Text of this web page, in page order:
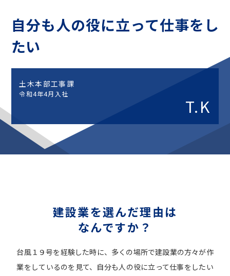
お知らせ 広報誌 最新技術の革新
自分も人の役に立って仕事をし
たい
土木本部工事課
令和4年4月入社
T.K
建設業を選んだ理由は
なんですか？
台風１９号を経験した時に、多くの場所で建設業の方々が作
業をしているのを見て、自分も人の役に立って仕事をしたい